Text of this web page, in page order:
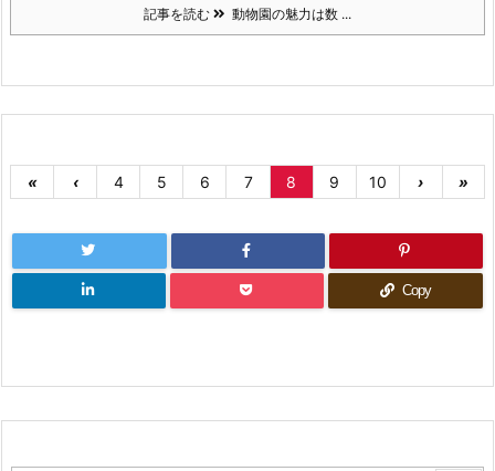
記事を読む 動物園の魅力は数 ...
« ‹ 4 5 6 7 8 9 10 › »
Copy